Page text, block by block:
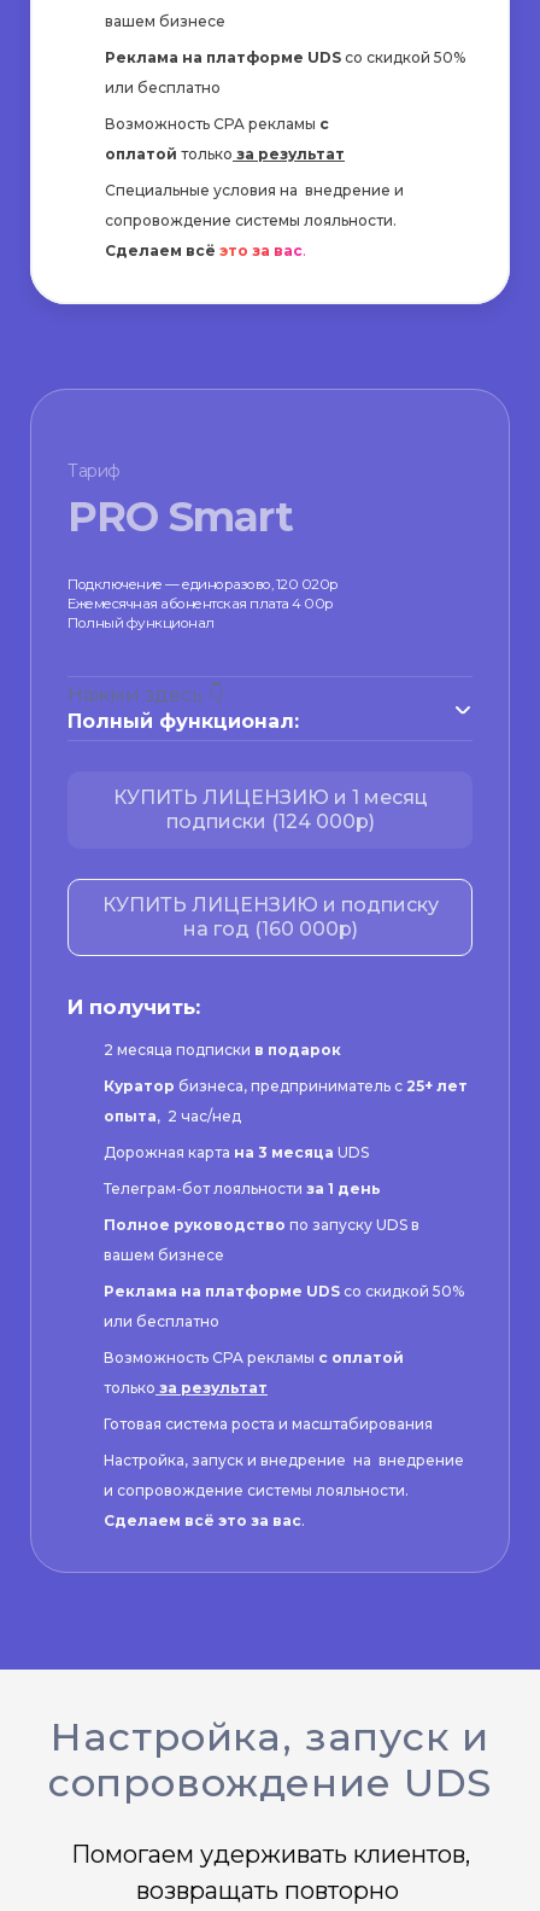
Проект внедрения
вашем бизнесе
Реклама на платформе UDS со скидкой 50%
или бесплатно
Возможность CPA рекламы с
оплатой только за результат
Специальные условия на внедрение и
сопровождение системы лояльности.
Сделаем всё это за вас.
Тариф
PRO Smart
Подключение — единоразово, 120 020р
Ежемесячная абонентская плата 4 00р
Полный функционал
Нажми здесь 👇
Полный функционал:
КУПИТЬ ЛИЦЕНЗИЮ и 1 месяц
подписки (124 000р)
КУПИТЬ ЛИЦЕНЗИЮ и подписку
на год (160 000р)
И получить:
2 месяца подписки в подарок
Куратор бизнеса, предприниматель с 25+ лет
опыта, 2 час/нед
Дорожная карта на 3 месяца UDS
Телеграм-бот лояльности за 1 день
Полное руководство по запуску UDS в
вашем бизнесе
Реклама на платформе UDS со скидкой 50%
или бесплатно
Возможность CPA рекламы с оплатой
только за результат
Готовая система роста и масштабирования
Настройка, запуск и внедрение на внедрение
и сопровождение системы лояльности.
Сделаем всё это за вас.
Настройка, запуск и
сопровождение UDS
Помогаем удерживать клиентов,
возвращать повторно